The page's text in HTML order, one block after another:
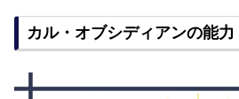
カル・オブシディアンの能力